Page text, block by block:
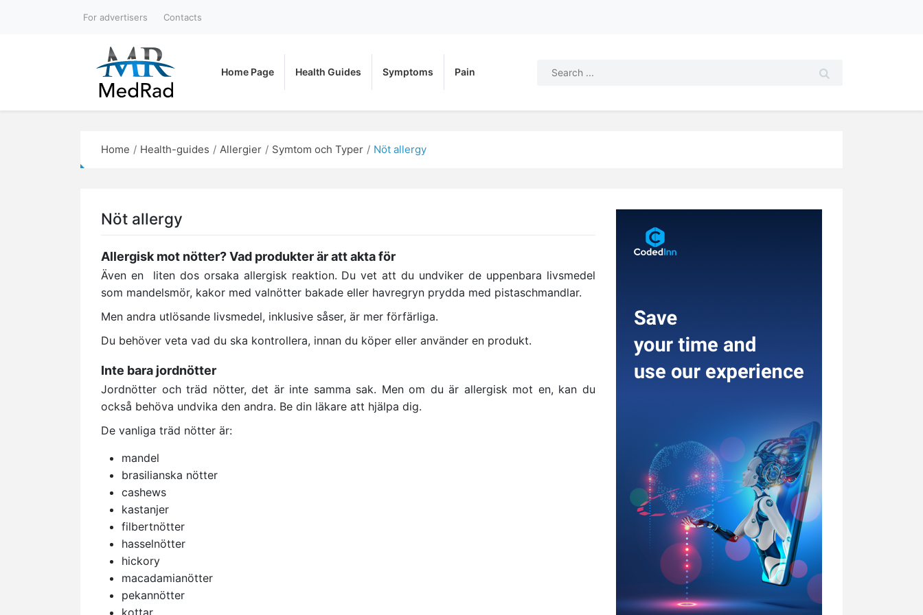
For advertisers Contacts
Home Page Health Guides Symptoms Pain
Home Health-guides Allergier Symtom och Typer Nöt allergy
Nöt allergy
Allergisk mot nötter? Vad produkter är att akta för
Även en liten dos orsaka allergisk reaktion. Du vet att du undviker de uppenbara livsmedel
som mandelsmör, kakor med valnötter bakade eller havregryn prydda med pistaschmandlar.
Men andra utlösande livsmedel, inklusive såser, är mer förfärliga.
Du behöver veta vad du ska kontrollera, innan du köper eller använder en produkt.
Inte bara jordnötter
Jordnötter och träd nötter, det är inte samma sak. Men om du är allergisk mot en, kan du
också behöva undvika den andra. Be din läkare att hjälpa dig.
De vanliga träd nötter är:
mandel
brasilianska nötter
cashews
kastanjer
filbertnötter
hasselnötter
hickory
macadamianötter
pekannötter
kottar